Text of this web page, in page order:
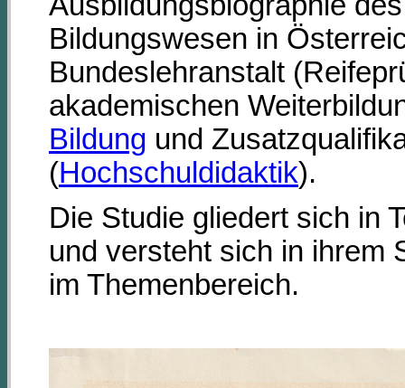
Bildungswesen in
Bundeslehranstalt
akademischen
Bildung und
(Hochschuldidaktik).
Die Studie gliedert sich in
und versteht sich in ihrem
im Themenbereich.